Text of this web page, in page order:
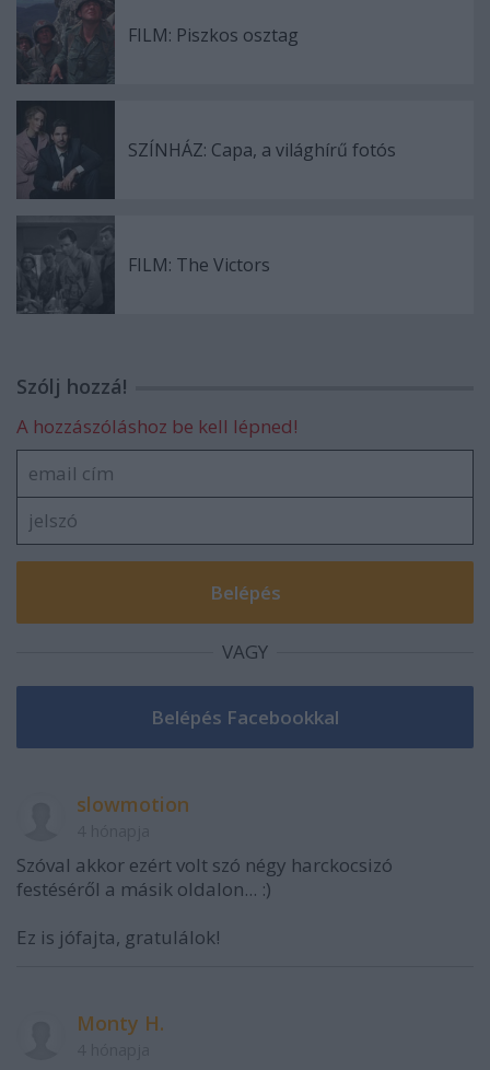
FILM: Piszkos osztag
SZÍNHÁZ: Capa, a világhírű fotós
FILM: The Victors
Szólj hozzá!
A hozzászóláshoz be kell lépned!
VAGY
slowmotion
Szóval akkor ezért volt szó négy harckocsizó
festéséről a másik oldalon... :)
Ez is jófajta, gratulálok!
Monty H.